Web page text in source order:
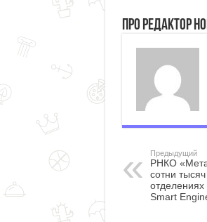
Про Редактор
Предыдущий
РНКО
сотни
Smart